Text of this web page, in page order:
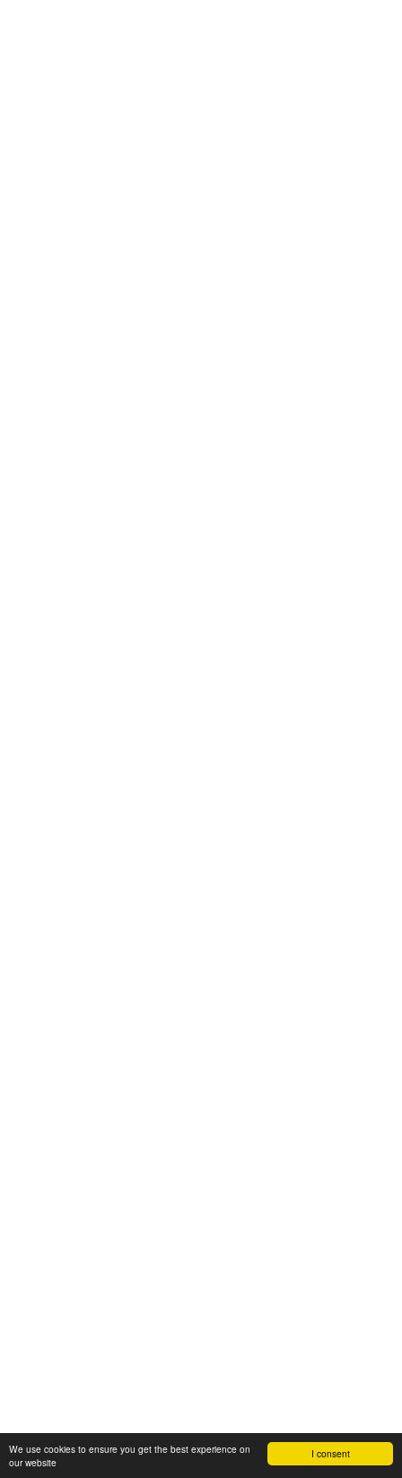
I consent
We use cookies to ensure you get the best experience on
our website